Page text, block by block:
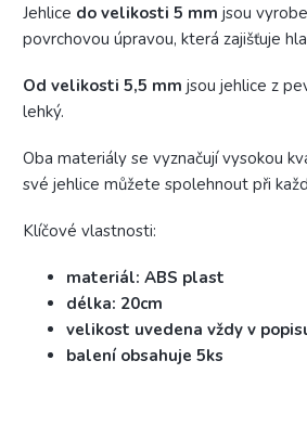
Jehlice do velikosti 5 mm jsou
povrchovou úpravou, která zajišťuje
Od velikosti 5,5 mm jsou jehlice z
lehký.
Oba materiály se vyznačují vysokou
své jehlice můžete spolehnout při
Klíčové vlastnosti:
materiál: ABS plast
délka: 20cm
velikost uvedena vždy v
balení obsahuje 5ks